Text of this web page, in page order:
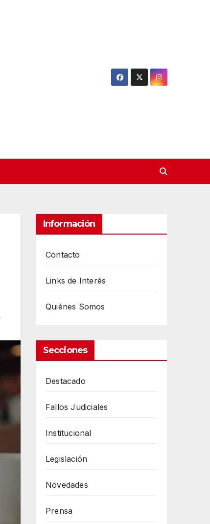
Información
Contacto
Links de Interés
Quiénes Somos
Secciones
Destacado
Fallos Judiciales
Institucional
Legislación
Novedades
Prensa